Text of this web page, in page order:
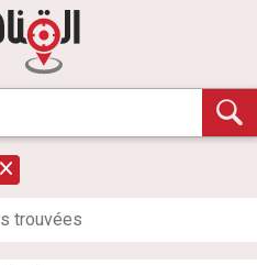
s trouvées